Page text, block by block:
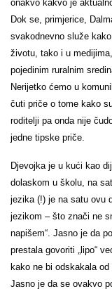
onakvo kakvo je
Dok se, primjerice,
svakodnevno služe
životu, tako i u
pojedinim ruralnim
Nerijetko ćemo u
čuti priče o tome kako
roditelji pa onda nije
jedne tipske priče.
Djevojka je u kući kao
dolaskom u školu, na
jezika (!) je na satu ovu
jezikom – što znači ne
napišem“. Jasno je da
prestala govoriti „lipo“
kako ne bi odskakala
Jasno je da se ovakvo